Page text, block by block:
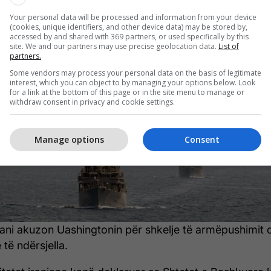
2026 • 23:36
akuzon SHBA-në për shkelje të
akuzon Uashingtonin për shkelje të armëpushimit
të ndërsjella.
Your personal data will be processed and information from your device
(cookies, unique identifiers, and other device data) may be stored by,
accessed by and shared with 369 partners, or used specifically by this
site. We and our partners may use precise geolocation data. List of
partners.
Some vendors may process your personal data on the basis of legitimate
interest, which you can object to by managing your options below. Look
for a link at the bottom of this page or in the site menu to manage or
withdraw consent in privacy and cookie settings.
Consent
Manage options